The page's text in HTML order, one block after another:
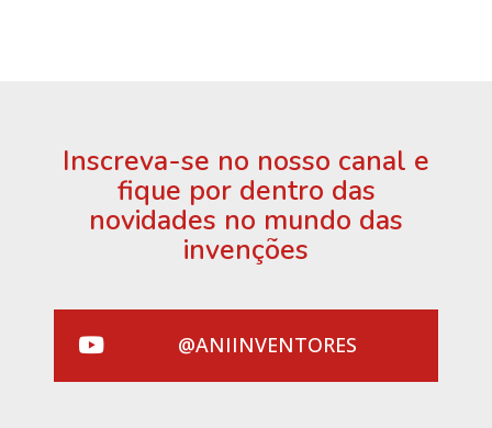
Inscreva-se no nosso canal e
fique por dentro das
novidades no mundo das
invenções
@ANIINVENTORES